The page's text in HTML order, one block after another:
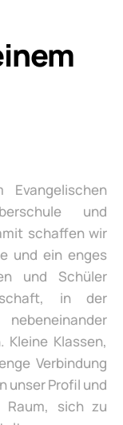
und
schaffen wir
und ein enges
und Schüler
in der
Kleine Klassen,
Verbindung
unser Profil und
Raum, sich zu